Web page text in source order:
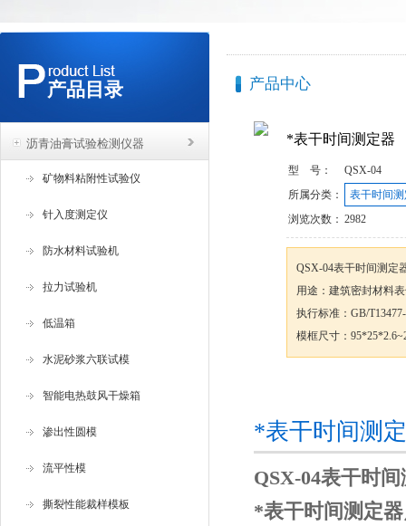
产品目录
沥青油膏试验检测仪器
矿物料粘附性试验仪
针入度测定仪
防水材料试验机
拉力试验机
低温箱
水泥砂浆六联试模
智能电热鼓风干燥箱
渗出性圆模
流平性模
撕裂性能裁样模板
产品中心
*表干时间测定器
型 号：
QSX-04
所属分类：
表干时间
浏览次数： 2982
QSX-04表干时间测定
用途：建筑密封材料
执行标准：GB/
模框尺寸：
*表干时间测
QSX-04表干时
*表干时间测定器